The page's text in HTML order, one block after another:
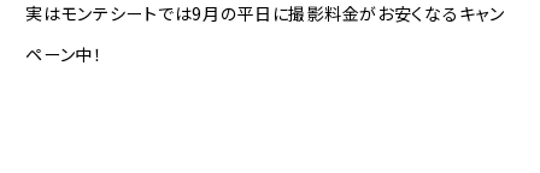
実はモンテシートでは9月の平日に撮影料金がお安くなるキャン
ペーン中！